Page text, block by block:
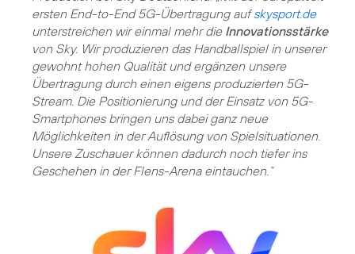
ersten End-to-End 5G-Übertragung aufskysport.de
unterstreichen wir einmal mehr die Innovationsstärke
von Sky. Wir produzieren das Handballspiel in unserer
gewohnt hohen Qualität und ergänzen unsere
Übertragung durch einen eigens produzierten 5G-
Stream. Die Positionierung und der Einsatz von 5G-
Smartphones bringen uns dabei ganz neue
Möglichkeiten in der Auflösung von Spielsituationen.
Unsere Zuschauer können dadurch noch tiefer ins
Geschehen in der Flens-Arena eintauchen.“